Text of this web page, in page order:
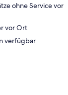
ohne Service vor
vor Ort
verfügbar